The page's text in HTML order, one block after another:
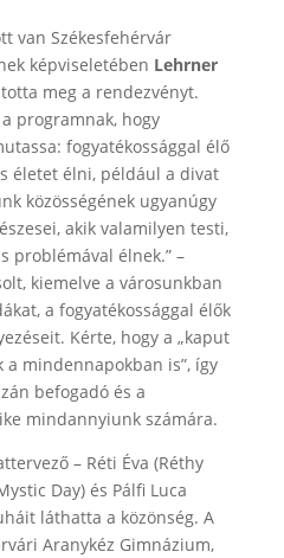
van Székesfehérvár
képviseletében Lehrner
meg a rendezvényt.
programnak, hogy
fogyatékossággal élő
életet élni, például a divat
közösségének ugyanúgy
akik valamilyen testi,
problémával élnek.” –
kiemelve a városunkban
a fogyatékossággal élők
Kérte, hogy a „kaput
mindennapokban is”, így
befogadó és a
mindannyiunk számára.
– Réti Éva (Réthy
Day) és Pálfi Luca
láthatta a közönség. A
Aranykéz Gimnázium,